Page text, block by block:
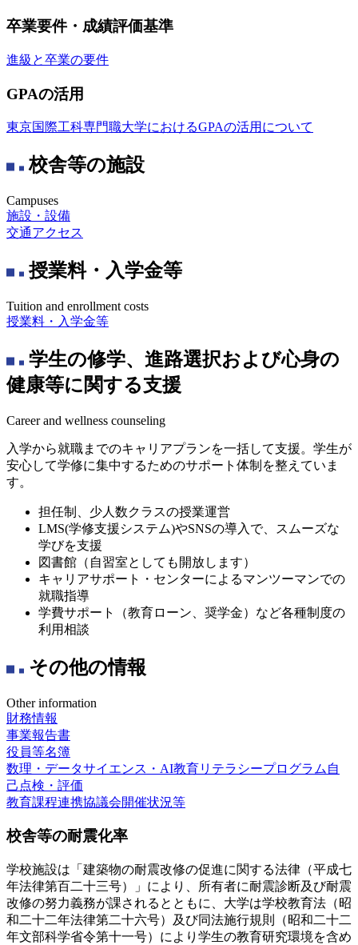
卒業要件・成績評価基準
進級と卒業の要件
GPAの活用
東京国際工科専門職大学におけるGPAの活用について
校舎等の施設
Campuses
施設・設備
交通アクセス
授業料・入学金等
Tuition and enrollment costs
授業料・入学金等
学生の修学、進路選択および心身の
健康等に関する支援
Career and wellness counseling
入学から就職までのキャリアプランを一括して支援。学生が
安心して学修に集中するためのサポート体制を整えていま
す。
担任制、少人数クラスの授業運営
LMS(学修支援システム)やSNSの導入で、スムーズな
学びを支援
図書館（自習室としても開放します）
キャリアサポート・センターによるマンツーマンでの
就職指導
学費サポート（教育ローン、奨学金）など各種制度の
利用相談
その他の情報
Other information
財務情報
事業報告書
役員等名簿
数理・データサイエンス・AI教育リテラシープログラム自
己点検・評価
教育課程連携協議会開催状況等
校舎等の耐震化率
学校施設は「建築物の耐震改修の促進に関する法律（平成七
年法律第百二十三号）」により、所有者に耐震診断及び耐震
改修の努力義務が課されるとともに、大学は学校教育法（昭
和二十二年法律第二十六号）及び同法施行規則（昭和二十二
年文部科学省令第十一号）により学生の教育研究環境を含め